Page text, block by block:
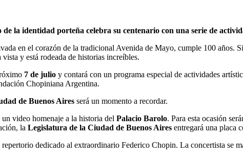
la identidad porteña celebra su centenario con una serie de
en el corazón de la tradicional Avenida de Mayo, cumple 100 años.
y está rodeada de historias increíbles.
7 de julio y contará con un programa especial de actividades
Chopiniana Argentina.
de Buenos Aires será un momento a recordar.
video homenaje a la historia del Palacio Barolo. Para esta ocasión
la Legislatura de la Ciudad de Buenos Aires entregará una placa
repertorio dedicado al extraordinario Federico Chopin. La concertista se